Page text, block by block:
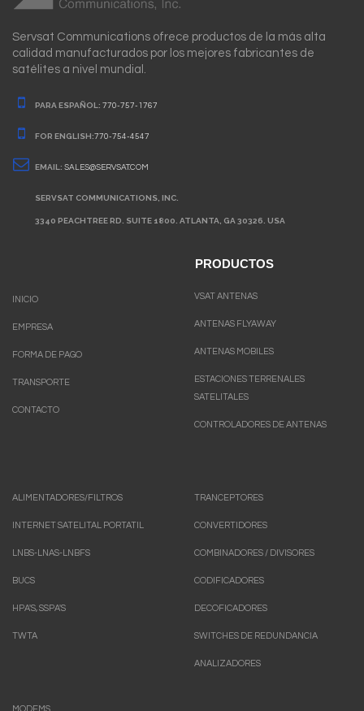
Servsat Communications ofrece productos de la más alta
calidad manufacturados por los mejores fabricantes de
satélites a nivel mundial.
PARA ESPAÑOL: 770-757-1767
FOR ENGLISH:770-754-4547
EMAIL: SALES@SERVSAT.COM
SERVSAT COMMUNICATIONS, INC.
3340 PEACHTREE RD. SUITE 1800. ATLANTA, GA 30326. USA
INICIO
EMPRESA
FORMA DE PAGO
TRANSPORTE
CONTACTO
PRODUCTOS
VSAT ANTENAS
ANTENAS FLYAWAY
ANTENAS MOBILES
ESTACIONES TERRENALES
SATELITALES
CONTROLADORES DE ANTENAS
ALIMENTADORES/FILTROS
INTERNET SATELITAL PORTATIL
LNBS-LNAS-LNBFS
BUCS
HPA'S, SSPA'S
TWTA
TRANCEPTORES
CONVERTIDORES
COMBINADORES / DIVISORES
CODIFICADORES
DECOFICADORES
SWITCHES DE REDUNDANCIA
ANALIZADORES
MODEMS